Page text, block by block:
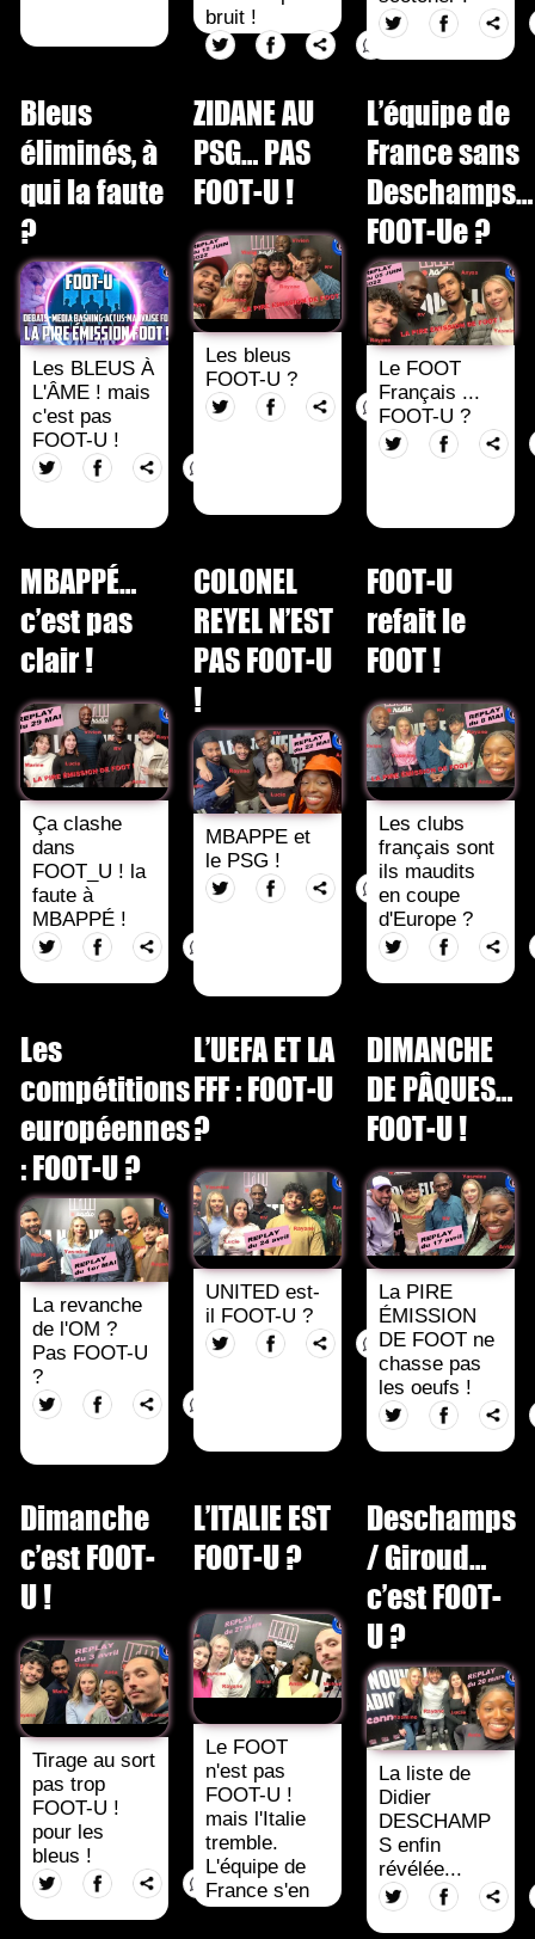
bruit !
Bleus
éliminés, à
qui la faute
?
Les BLEUS À
L'ÂME ! mais
c'est pas
FOOT-U !
ZIDANE AU
PSG… PAS
FOOT-U !
Les bleus
FOOT-U ?
L’équipe de
France sans
Deschamps…
FOOT-Ue ?
Le FOOT
Français ...
FOOT-U ?
MBAPPÉ…
c’est pas
clair !
Ça clashe
dans
FOOT_U ! la
faute à
MBAPPÉ !
COLONEL
REYEL N’EST
PAS FOOT-U
!
MBAPPE et
le PSG !
FOOT-U
refait le
FOOT !
Les clubs
français sont
ils maudits
en coupe
d'Europe ?
Les
compétitions
européennes
: FOOT-U ?
La revanche
de l'OM ?
Pas FOOT-U
?
L’UEFA ET LA
FFF : FOOT-U
?
UNITED est-
il FOOT-U ?
DIMANCHE
DE PÂQUES…
FOOT-U !
La PIRE
ÉMISSION
DE FOOT ne
chasse pas
les oeufs !
Dimanche
c’est FOOT-
U !
Tirage au sort
pas trop
FOOT-U !
pour les
bleus !
L’ITALIE EST
FOOT-U ?
Le FOOT
n'est pas
FOOT-U !
mais l'Italie
tremble.
L'équipe de
France s'en
Deschamps
/ Giroud…
c’est FOOT-
U ?
La liste de
Didier
DESCHAMP
S enfin
révélée...